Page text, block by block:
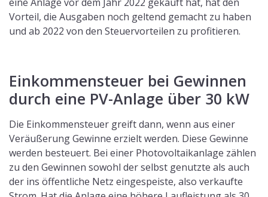
Inbetriebnahmebei der Bundesnetzagentur
gemeldet sein
Die jährliche Strommenge muss beim
verkauft, muss dies über einen Vermarkter
passieren
Es muss Gewinn erwirtschaftet werden, da nur
dieser besteuert wird
Der Gewinn wird zusammen mit dem Rest der
Einkommensteuererklärung über die
Einnahmenüberschussrechnung (Anlage EÜR ) beim
Finanzamt eingereicht.